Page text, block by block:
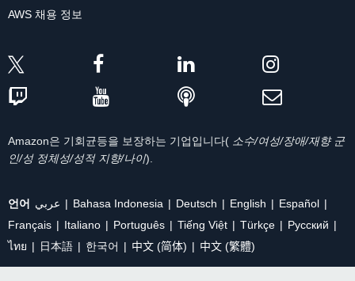
AWS 채용 정보
Amazon은 기회균등을 보장하는 기업입니다( 소수/여성/장애/재향 군
인/성 정체성/성적 지향/나이).
언어 عربي Bahasa Indonesia Deutsch English
Español
Français
Italiano Português Tiếng Việt Türkçe
Ρусский
ไทย
日本語 한국어 中文 (简体) 中文 (繁體)